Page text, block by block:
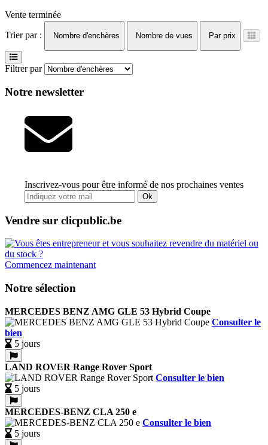
Vente terminée
Trier par :
Nombre d'enchères Nombre de vues Par prix
Filtrer par
Notre newsletter
Inscrivez-vous pour être informé de nos prochaines ventes
Ok
Vendre sur clicpublic.be
Commencez maintenant
Notre sélection
MERCEDES BENZ AMG GLE 53 Hybrid Coupe
Consulter le
bien
5 jours
LAND ROVER Range Rover Sport
Consulter le bien
5 jours
MERCEDES-BENZ CLA 250 e
Consulter le bien
5 jours